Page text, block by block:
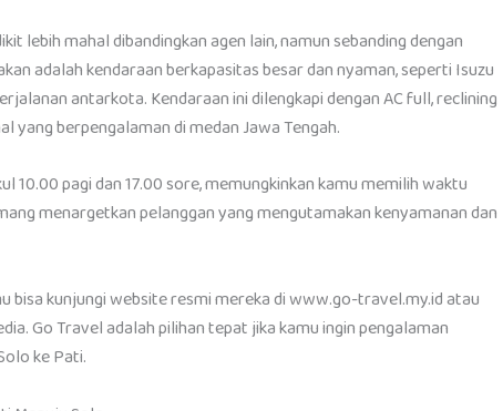
lebih mahal dibandingkan agen lain, namun sebanding dengan
adalah kendaraan berkapasitas besar dan nyaman, seperti Isuzu
antarkota. Kendaraan ini dilengkapi dengan AC full, reclining
yang berpengalaman di medan Jawa Tengah.
10.00 pagi dan 17.00 sore, memungkinkan kamu memilih waktu
menargetkan pelanggan yang mengutamakan kenyamanan dan
bisa kunjungi website resmi mereka di www.go-travel.my.id atau
Go Travel adalah pilihan tepat jika kamu ingin pengalaman
ke Pati.